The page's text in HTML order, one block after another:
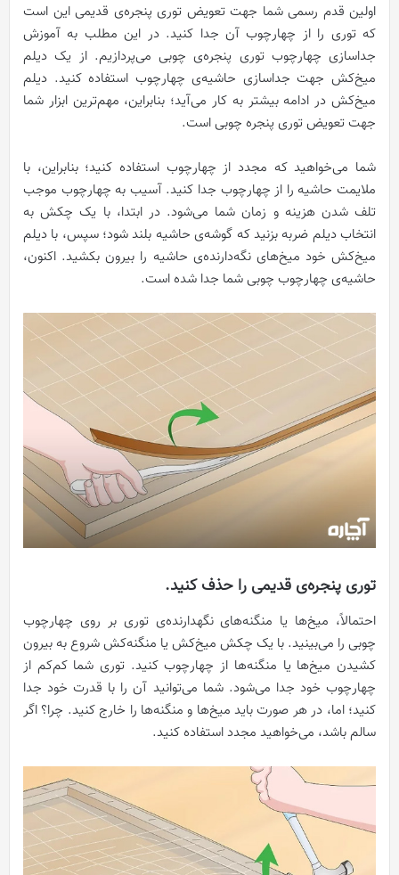
اولین قدم رسمی شما جهت تعویض توری پنجره‌ی قدیمی این است
که توری را از چهارچوب آن جدا کنید. در این مطلب به آموزش
جداسازی چهارچوب توری پنجره‌ی چوبی می‌پردازیم. از یک دیلم
میخ‌کش جهت جداسازی حاشیه‌ی چهارچوب استفاده کنید. دیلم
میخ‌کش در ادامه بیشتر به کار می‌آید؛ بنابراین، مهم‌ترین ابزار شما
جهت تعویض توری پنجره چوبی است.
شما می‌خواهید که مجدد از چهارچوب استفاده کنید؛ بنابراین، با
ملایمت حاشیه را از چهارچوب جدا کنید. آسیب به چهارچوب موجب
تلف شدن هزینه و زمان شما می‌شود. در ابتدا، با یک چکش به
انتخاب دیلم ضربه بزنید که گوشه‌ی حاشیه بلند شود؛ سپس، با دیلم
میخ‌کش خود میخ‌های نگه‌دارنده‌ی حاشیه را بیرون بکشید. اکنون،
حاشیه‌ی چهارچوب چوبی شما جدا شده است.
توری پنجره‌ی قدیمی را حذف کنید.
احتمالاً، میخ‌ها یا منگنه‌های نگهدارنده‌ی توری بر روی چهارچوب
چوبی را می‌بینید. با یک چکش میخ‌کش یا منگنه‌کش شروع به بیرون
کشیدن میخ‌ها یا منگنه‌ها از چهارچوب کنید. توری شما کم‌کم از
چهارچوب خود جدا می‌شود. شما می‌توانید آن را با قدرت خود جدا
کنید؛ اما، در هر صورت باید میخ‌ها و منگنه‌ها را خارج کنید. چرا؟ اگر
سالم باشد، می‌خواهید مجدد استفاده کنید.